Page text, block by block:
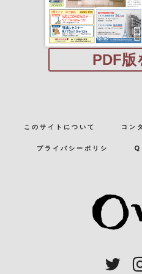
PDF版
このサイトについて コン
プライバシーポリシ